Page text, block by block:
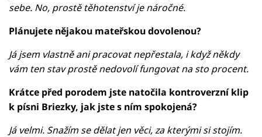
sebe. No, prostě těhotenství je náročné.
Plánujete nějakou mateřskou dovolenou?
Já jsem vlastně ani pracovat nepřestala, i když někdy
vám ten stav prostě nedovolí fungovat na sto procent.
Krátce před porodem jste natočila kontroverzní klip
k písni Briezky, jak jste s ním spokojená?
Já velmi. Snažím se dělat jen věci, za kterými si stojím.